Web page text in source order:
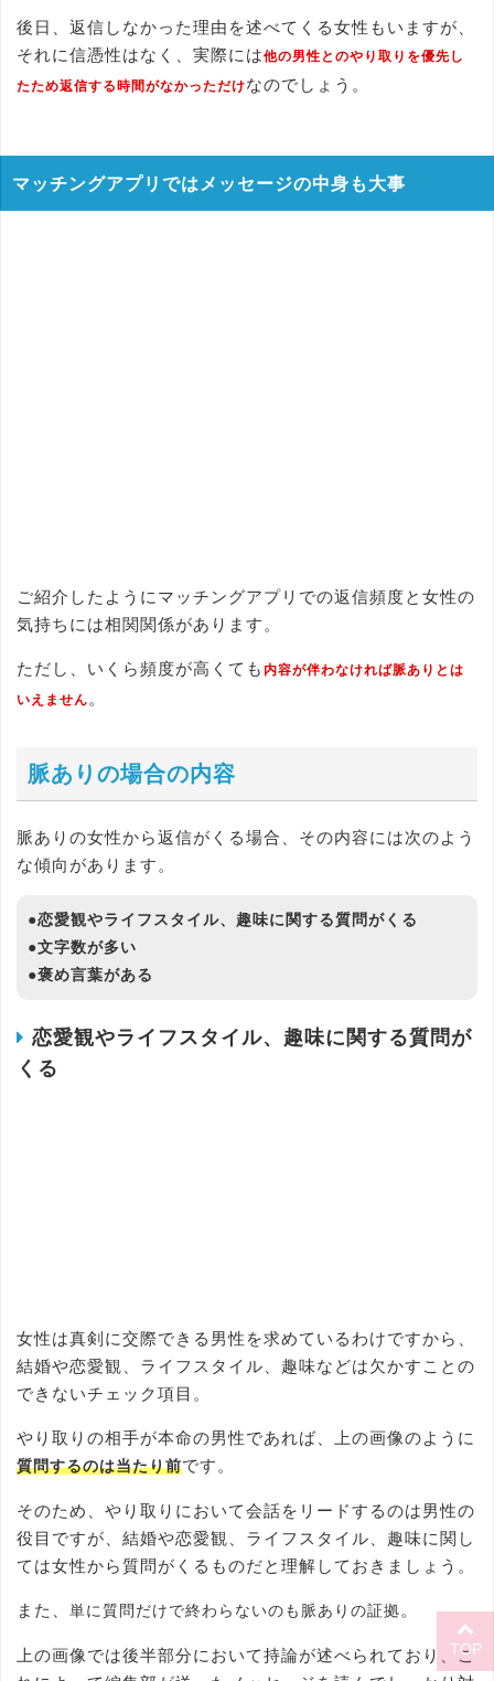
後日、返信しなかった理由を述べてくる女性もいますが、
それに信憑性はなく、実際には他の男性とのやり取りを優先し
たため返信する時間がなかっただけなのでしょう。
マッチングアプリではメッセージの中身も大事
ご紹介したようにマッチングアプリでの返信頻度と女性の
気持ちには相関関係があります。
ただし、いくら頻度が高くても 内容が伴わなければ脈ありとは
いえません 。
脈ありの場合の内容
脈ありの女性から返信がくる場合、その内容には次のよう
な傾向があります。
●恋愛観やライフスタイル、趣味に関する質問がくる
●文字数が多い
●褒め言葉がある
恋愛観やライフスタイル、趣味に関する質問が
くる
女性は真剣に交際できる男性を求めているわけですから、
結婚や恋愛観、ライフスタイル、趣味などは欠かすことの
できないチェック項目。
やり取りの相手が本命の男性であれば、上の画像のように
質問するのは当たり前です。
そのため、やり取りにおいて会話をリードするのは男性の
役目ですが、結婚や恋愛観、ライフスタイル、趣味に関し
ては女性から質問がくるものだと理解しておきましょう。
また、 単に質問だけで終わらないのも脈ありの証拠。
上の画像では後半部分において持論が述べられており、こ
TOP